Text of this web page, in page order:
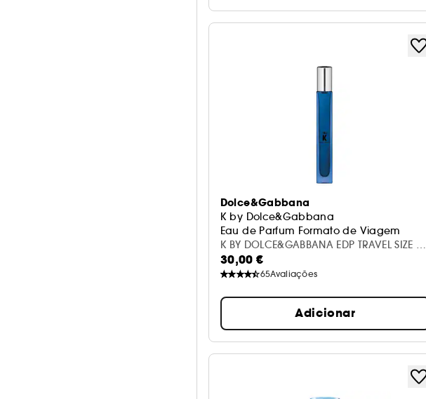
Dolce&Gabbana
K by Dolce&Gabbana
Eau de Parfum Formato de Viagem
K BY DOLCE&GABBANA EDP TRAVEL SIZE 10
ML
30,00 €
65Avaliações
Adicionar